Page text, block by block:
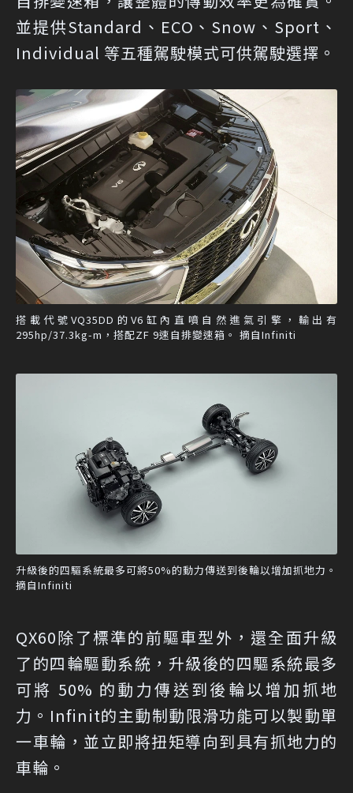
並提供Standard、ECO、Snow、Sport、
Individual 等五種駕駛模式可供駕駛選擇。
搭載代號VQ35DD的V6缸內直噴自然進氣引擎，輸出有
295hp/37.3kg-m，搭配ZF 9速自排變速箱。 摘自Infiniti
升級後的四驅系統最多可將50%的動力傳送到後輪以增加抓地力。
摘自Infiniti
QX60除了標準的前驅車型外，還全面升級
了的四輪驅動系統，升級後的四驅系統最多
可將 50% 的動力傳送到後輪以增加抓地
力。Infinit的主動制動限滑功能可以製動單
一車輪，並立即將扭矩導向到具有抓地力的
車輪。